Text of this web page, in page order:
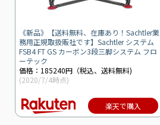
《新品》【送料無料、在庫あり！Sachtler業
務用正規取扱販社です】Sachtler システム
FSB4 FT GS カーボン3段三脚システム フロ
ーテック
価格：185240円（税込、送料無料)
(2020/7/4時点)
楽天で購入